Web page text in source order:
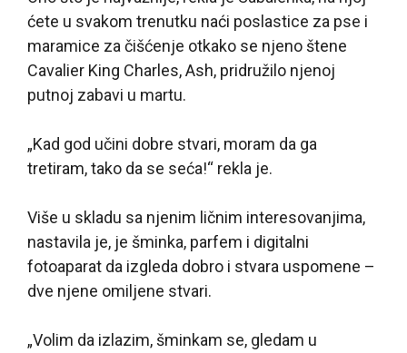
ćete u svakom trenutku naći poslastice za pse i
maramice za čišćenje otkako se njeno štene
Cavalier King Charles, Ash, pridružilo njenoj
putnoj zabavi u martu.
„Kad god učini dobre stvari, moram da ga
tretiram, tako da se seća!“ rekla je.
Više u skladu sa njenim ličnim interesovanjima,
nastavila je, je šminka, parfem i digitalni
fotoaparat da izgleda dobro i stvara uspomene –
dve njene omiljene stvari.
„Volim da izlazim, šminkam se, gledam u